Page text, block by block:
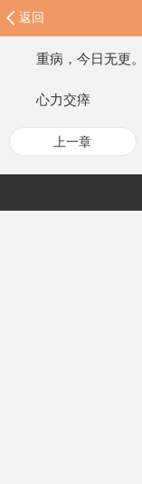
返回
重病，今日无更。
心力交瘁
上一章